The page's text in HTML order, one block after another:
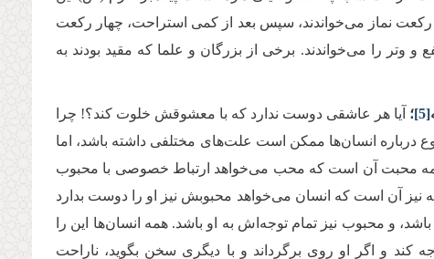
رکعت نماز می‌خواندند، سپس بعد از کمی استراحت، چهار رکعت
وتر را می‌خواندند. برخی از بزرگان و علما که مقید بودند به
[5]؛ آیا هر عاشقی دوست ندارد که با معشوقش خلوت کند؟! چرا
انسان‌ها ممکن است علت‌های مختلفی داشته باشد، اما
محبت آن است که محب می‌خواهد ارتباط خصوصی‌ با محبوب
نیز آن است که انسان می‌خواهد محبوبش نیز او را دوست بدارد
و محبوب نیز تمام توجه‌اش به او باشد. همه انسان‌ها این را
و اگر او روی برگرداند و با دیگری سخن بگوید، ناراحت